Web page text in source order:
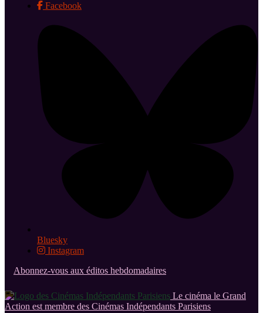
Facebook
Bluesky
Instagram
Abonnez-vous aux éditos hebdomadaires
Le cinéma le Grand
Action est membre des Cinémas Indépendants Parisiens